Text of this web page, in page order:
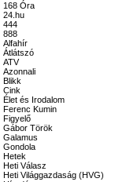
168 Óra
24.hu
444
888
Alfahír
Átlátszó
ATV
Azonnali
Blikk
Cink
Élet és Irodalom
Ferenc Kumin
Figyelő
Gábor Török
Galamus
Gondola
Hetek
Heti Válasz
Heti Világgazdaság (HVG)